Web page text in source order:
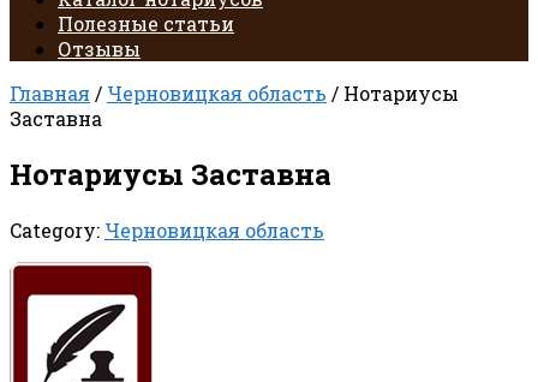
Полезные статьи
Отзывы
Главная / Черновицкая область / Нотариусы
Заставна
Нотариусы Заставна
Category: Черновицкая область